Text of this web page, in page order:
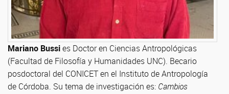
Mariano Bussies Doctor en Ciencias Antropológicas
(Facultad de Filosofía y Humanidades UNC). Becario
posdoctoral del CONICET en el Instituto de Antropología
de Córdoba. Su tema de investigación es: Cambios